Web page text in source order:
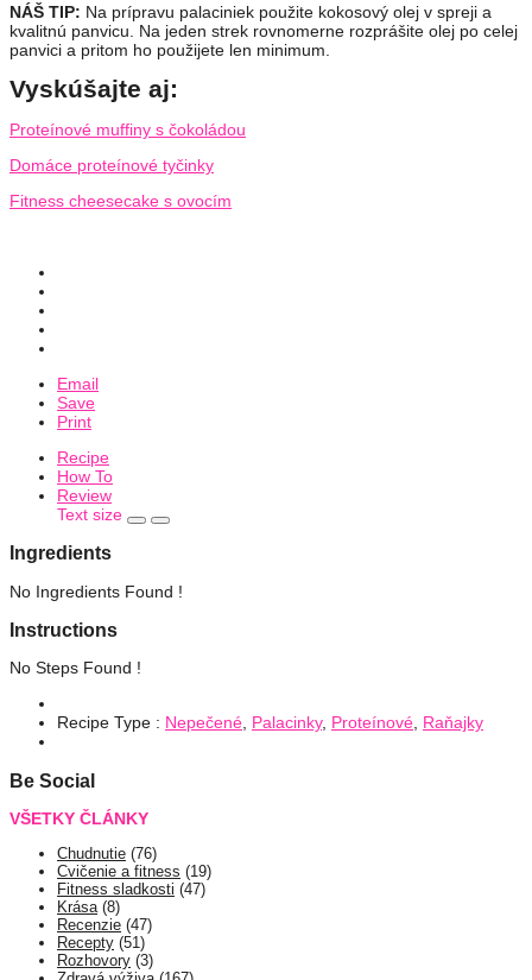
NÁŠ TIP: Na prípravu palaciniek použite kokosový olej v spreji a
kvalitnú panvicu. Na jeden strek rovnomerne rozprášite olej po celej
panvici a pritom ho použijete len minimum.
Vyskúšajte aj:
Proteínové muffiny s čokoládou
Domáce proteínové tyčinky
Fitness cheesecake s ovocím
Email
Save
Print
Recipe
How To
Review
Text size
Ingredients
No Ingredients Found !
Instructions
No Steps Found !
Recipe Type : Nepečené, Palacinky, Proteínové, Raňajky
Be Social
VŠETKY ČLÁNKY
Chudnutie (76)
Cvičenie a fitness (19)
Fitness sladkosti (47)
Krása(8)
Recenzie (47)
Recepty (51)
Rozhovory (3)